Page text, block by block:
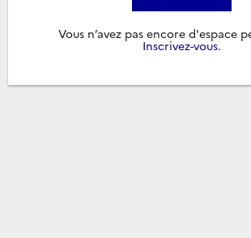
Vous n’avez pas encore d'espace
Inscrivez-vous.